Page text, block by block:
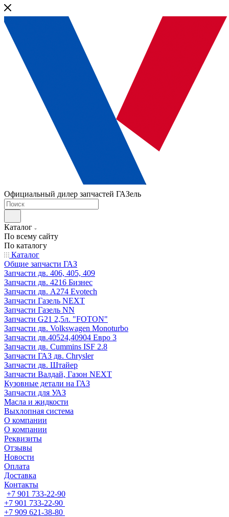
Официальный дилер запчастей ГАЗель
Каталог
По всему сайту
По каталогу
Каталог
Общие запчасти ГАЗ
Запчасти дв. 406, 405, 409
Запчасти дв. 4216 Бизнес
Запчасти дв. A274 Evotech
Запчасти Газель NEXT
Запчасти Газель NN
Запчасти G21 2,5л. "FOTON"
Запчасти дв. Volkswagen Monoturbo
Запчасти дв.40524,40904 Евро 3
Запчасти дв. Cummins ISF 2.8
Запчасти ГАЗ дв. Chrysler
Запчасти дв. Штайер
Запчасти Валдай, Газон NEXT
Кузовные детали на ГАЗ
Запчасти для УАЗ
Масла и жидкости
Выхлопная система
О компании
О компании
Реквизиты
Отзывы
Новости
Оплата
Доставка
Контакты
+7 901 733-22-90
+7 901 733-22-90
+7 909 621-38-80